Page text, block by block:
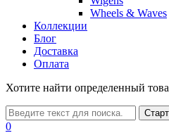
Wheels & Waves
Коллекции
Блог
Доставка
Оплата
Хотите найти определенный
Старт
0